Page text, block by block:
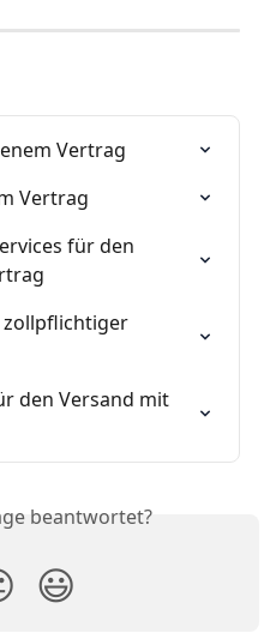
Vertrag
Vertrag
für den
zollpflichtiger
den Versand mit
beantwortet?
😃